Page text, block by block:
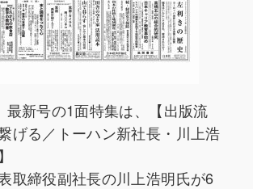
最新号の1面特集は、【出版流
げる／トーハン新社長・川上浩
取締役副社長の川上浩明氏が6